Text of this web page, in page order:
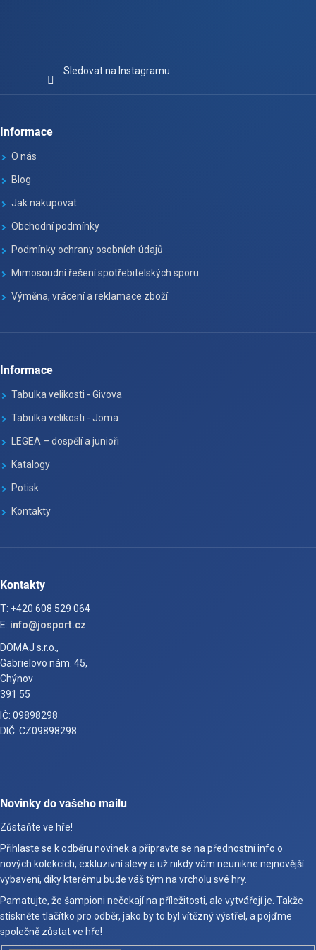
Sledovat na Instagramu
Informace
O nás
Blog
Jak nakupovat
Obchodní podmínky
Podmínky ochrany osobních údajů
Mimosoudní řešení spotřebitelských sporu
Výměna, vrácení a reklamace zboží
Informace
Tabulka velikosti - Givova
Tabulka velikosti - Joma
LEGEA – dospělí a junioři
Katalogy
Potisk
Kontakty
Kontakty
T: +420 608 529 064
E: info@josport.cz
DOMAJ s.r.o.,
Gabrielovo nám. 45,
Chýnov
391 55
IČ: 09898298
DIČ: CZ09898298
Novinky do vašeho mailu
Zůstaňte ve hře!
Přihlaste se k odběru novinek a připravte se na přednostní info o
nových kolekcích, exkluzivní slevy a už nikdy vám neunikne nejnovější
vybavení, díky kterému bude váš tým na vrcholu své hry.
Pamatujte, že šampioni nečekají na příležitosti, ale vytvářejí je. Takže
stiskněte tlačítko pro odběr, jako by to byl vítězný výstřel, a pojďme
společně zůstat ve hře!